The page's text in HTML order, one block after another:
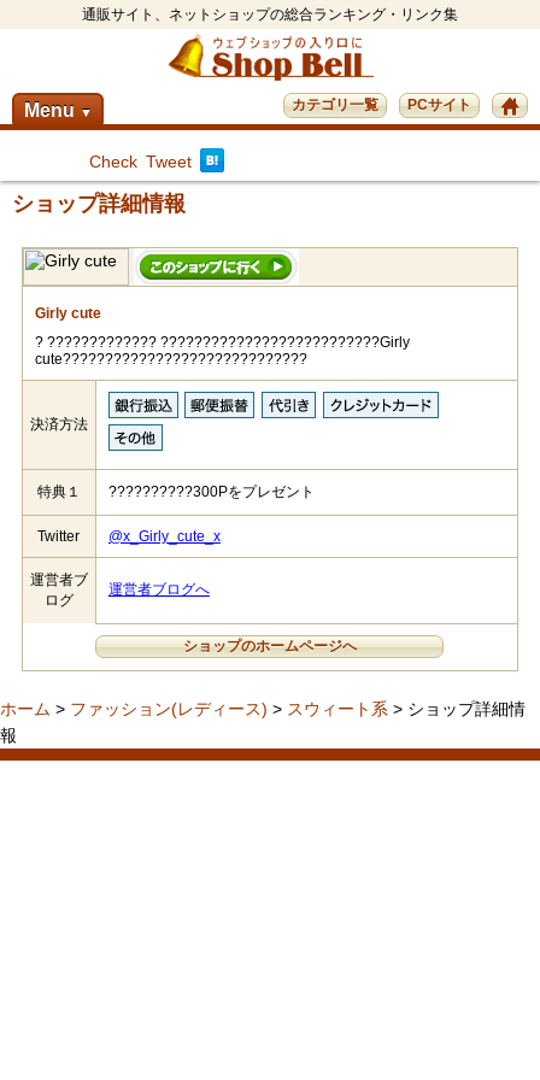
通販サイト、ネットショップの総合ランキング・リンク集
Menu ▼ PCサイト
カテゴリ一覧
Check Tweet
ショップ詳細情報
Girly cute
? ????????????? ??????????????????????????Girly
cute?????????????????????????????
決済方法
特典１ ??????????300Pをプレゼント
Twitter @x_Girly_cute_x
運営者ブ
ログ
運営者ブログへ
ショップのホームページへ
ホーム > ファッション(レディース) > スウィート系 > ショップ詳細情
報